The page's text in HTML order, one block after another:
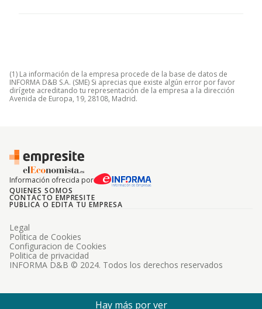
(1) La información de la empresa procede de la base de datos de
INFORMA D&B S.A. (SME) Si aprecias que existe algún error por favor
dirígete acreditando tu representación de la empresa a la dirección
Avenida de Europa, 19, 28108, Madrid.
Información ofrecida por
QUIENES SOMOS
CONTACTO EMPRESITE
PUBLICA O EDITA TU EMPRESA
INFORMA D&B © 2024. Todos los derechos reservados
Legal
Politica de Cookies
Configuracion de Cookies
Politica de privacidad
Hay más por ver